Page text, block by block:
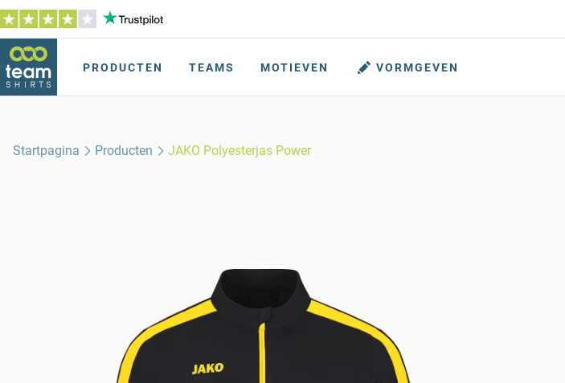
PRODUCTEN TEAMS MOTIEVEN VORMGEVEN
Startpagina Producten JAKO Polyesterjas Power